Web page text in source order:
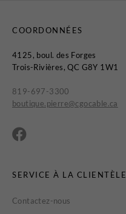
COORDONNÉES
4125, boul. des Forges
Trois-Rivières, QC G8Y 1W1
819-697-3300
boutique.pierre@cgocable.ca
SERVICE À LA CLIENTÈLE
Contactez-nous